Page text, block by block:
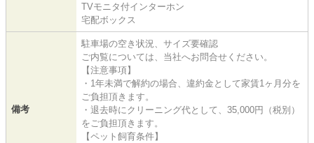
TVモニタ付インターホン
宅配ボックス
備考
駐車場の空き状況、サイズ要確認
ご内覧については、当社へお問合せください。
【注意事項】
・1年未満で解約の場合、違約金として家賃1ヶ月分を
ご負担頂きます。
・退去時にクリーニング代として、35,000円（税別）
をご負担頂きます。
【ペット飼育条件】